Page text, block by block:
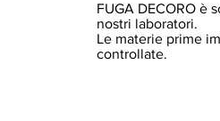
FUGA DECORO è
nostri laboratori.
Le materie prime
controllate.